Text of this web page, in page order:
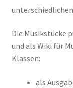
Die Musikstücke
und als Wiki für
Klassen:
als